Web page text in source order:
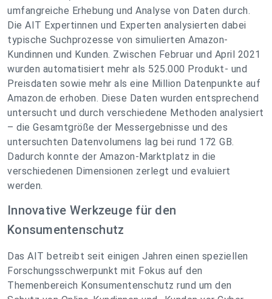
umfangreiche Erhebung und Analyse von Daten durch.
Die AIT Expertinnen und Experten analysierten dabei
typische Suchprozesse von simulierten Amazon-
Kundinnen und Kunden. Zwischen Februar und April 2021
wurden automatisiert mehr als 525.000 Produkt- und
Preisdaten sowie mehr als eine Million Datenpunkte auf
Amazon.de erhoben. Diese Daten wurden entsprechend
untersucht und durch verschiedene Methoden analysiert
– die Gesamtgröße der Messergebnisse und des
untersuchten Datenvolumens lag bei rund 172 GB.
Dadurch konnte der Amazon-Marktplatz in die
verschiedenen Dimensionen zerlegt und evaluiert
werden.
Innovative Werkzeuge für den
Konsumentenschutz
Das AIT betreibt seit einigen Jahren einen speziellen
Forschungsschwerpunkt mit Fokus auf den
Themenbereich Konsumentenschutz rund um den